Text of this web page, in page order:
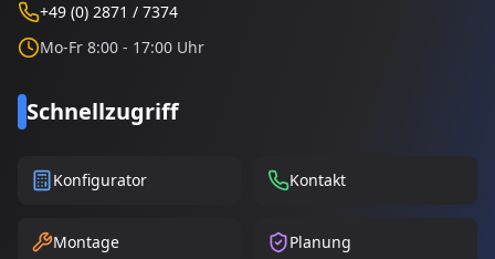
+49 (0) 2871 / 7374
Mo-Fr 8:00 - 17:00 Uhr
Schnellzugriff
Konfigurator Kontakt
Montage Planung